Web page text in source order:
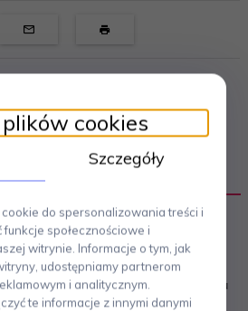
marki Zackto funkcjonalny i
relaksu na tarasie, balkonie lub w
system zobrotową tarczą
papierosów i szybkie opróżnianie popiołu
skutecznie przysłania wnętrze
cookies
Szczegóły
do spersonalizowania treści i
społecznościowe i
witrynie. Informacje o tym, jak
udostępniamy partnerom
i analitycznym.
te informacje z innymi danymi